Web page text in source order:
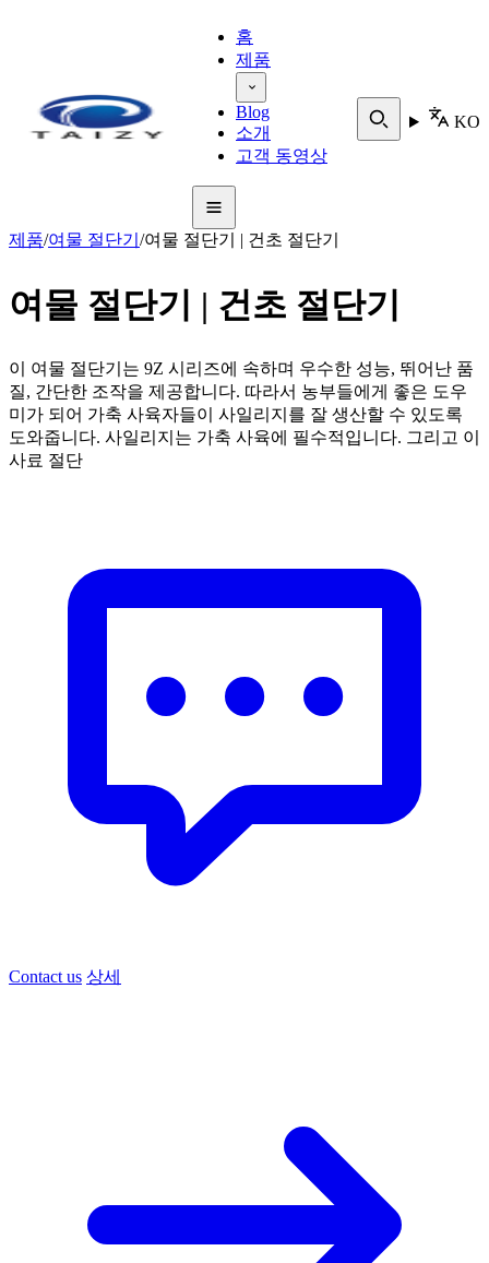
홈
제품
Blog
소개
고객 동영상
KO
제품/여물 절단기 /여물 절단기 | 건초 절단기
여물 절단기 | 건초 절단기
이 여물 절단기는 9Z 시리즈에 속하며 우수한 성능, 뛰어난 품
질, 간단한 조작을 제공합니다. 따라서 농부들에게 좋은 도우
미가 되어 가축 사육자들이 사일리지를 잘 생산할 수 있도록
도와줍니다. 사일리지는 가축 사육에 필수적입니다. 그리고 이
사료 절단
Contact us 상세